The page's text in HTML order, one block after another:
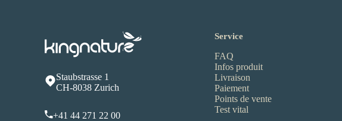
Staubstrasse 1
CH-8038 Zurich
+41 44 271 22 00
Service
FAQ
Infos produit
Livraison
Paiement
Points de vente
Test vital